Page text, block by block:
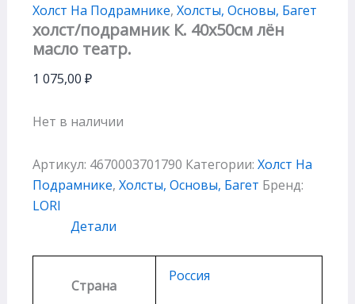
Холст На Подрамнике, Холсты, Основы, Багет
холст/подрамник К. 40х50см лён
масло театр.
1 075,00 ₽
Нет в наличии
Артикул: 4670003701790 Категории: Холст На
Подрамнике, Холсты, Основы, Багет Бренд:
LORI
Детали
Страна
Россия